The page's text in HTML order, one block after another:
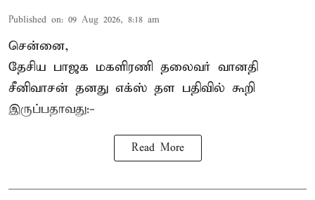
Published on: 09 Aug 2026, 8:18 am
சென்னை,
தேசிய பாஜக மகளிரணி தலைவர் வானதி
சீனிவாசன் தனது எக்ஸ் தள பதிவில் கூறி
இருப்பதாவது:-
Read More